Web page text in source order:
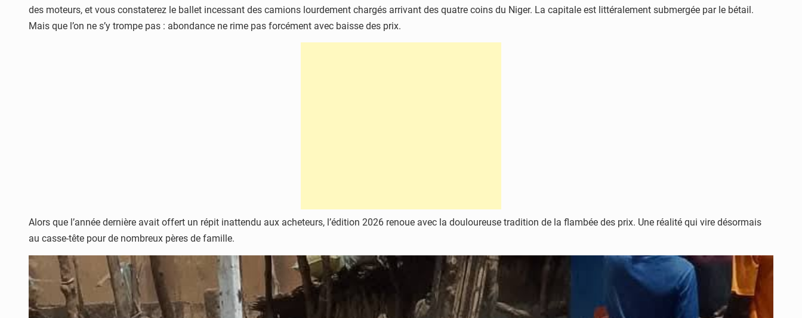
des moteurs, et vous constaterez le ballet incessant des camions lourdement chargés arrivant des quatre coins du Niger. La capitale est littéralement submergée par le bétail.
Mais que l’on ne s’y trompe pas : abondance ne rime pas forcément avec baisse des prix.
Alors que l’année dernière avait offert un répit inattendu aux acheteurs, l’édition 2026 renoue avec la douloureuse tradition de la flambée des prix. Une réalité qui vire désormais
au casse-tête pour de nombreux pères de famille.